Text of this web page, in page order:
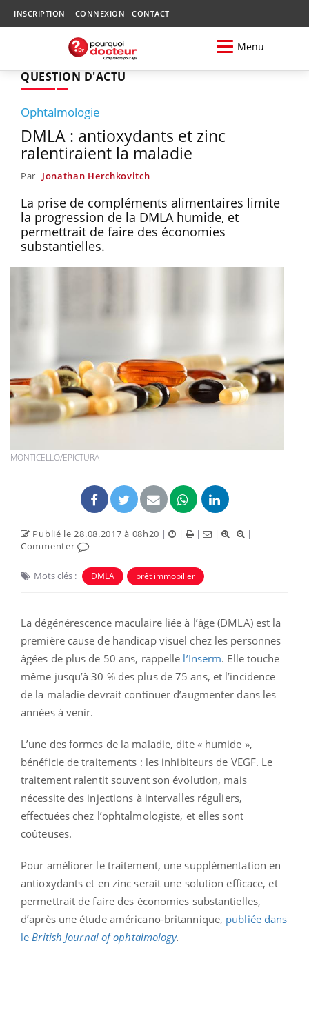
INSCRIPTION CONNEXION CONTACT
Menu
QUESTION D'ACTU
Ophtalmologie
DMLA : antioxydants et zinc
ralentiraient la maladie
Par Jonathan Herchkovitch
La prise de compléments alimentaires limite
la progression de la DMLA humide, et
permettrait de faire des économies
substantielles.
MONTICELLO/EPICTURA
Publié le 28.08.2017 à 08h20 | | | |
|
Commenter
Mots clés : DMLA prêt immobilier
La dégénérescence maculaire liée à l’âge (DMLA) est la
première cause de handicap visuel chez les personnes
âgées de plus de 50 ans, rappelle l’Inserm. Elle touche
même jusqu’à 30 % des plus de 75 ans, et l’incidence
de la maladie devrait continuer d’augmenter dans les
années à venir.
L’une des formes de la maladie, dite « humide »,
bénéficie de traitements : les inhibiteurs de VEGF. Le
traitement ralentit souvent son évolution, mais
nécessite des injections à intervalles réguliers,
effectuées chez l’ophtalmologiste, et elles sont
coûteuses.
Pour améliorer le traitement, une supplémentation en
antioxydants et en zinc serait une solution efficace, et
permettrait de faire des économies substantielles,
d’après une étude américano-britannique, publiée dans
le British Journal of ophtalmology.